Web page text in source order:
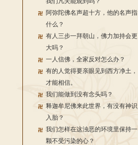
阿弥陀佛名声超十方，他的名声指
什么？
有人三步一拜朝山，佛力加持会更
大吗？
一人信佛，全家反对怎么办？
有的人觉得要亲眼见到西方净土，
才能相信。
我们能做到没有念头吗？
释迦牟尼佛来此世界，有没有神识
入胎？
我们怎样在这浊恶的环境里保持一
颗不受污染的心？